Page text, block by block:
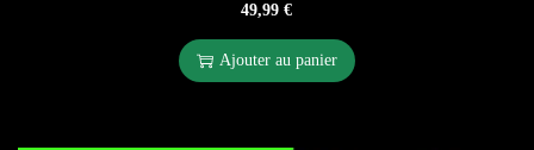
49,99€
Ajouter au panier